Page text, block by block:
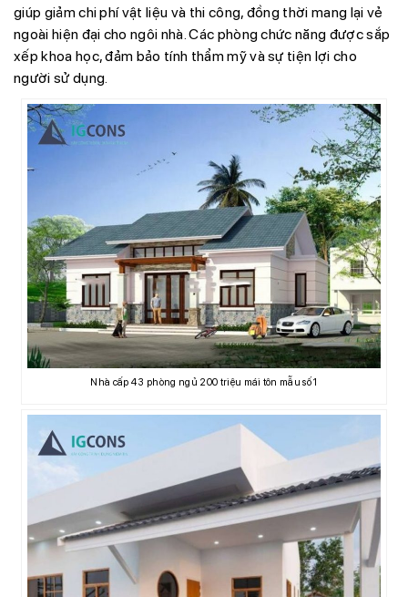
giúp giảm chi phí vật liệu và thi công, đồng thời mang lại vẻ
ngoài hiện đại cho ngôi nhà. Các phòng chức năng được sắp
xếp khoa học, đảm bảo tính thẩm mỹ và sự tiện lợi cho
người sử dụng.
Nhà cấp 4 3 phòng ngủ 200 triệu mái tôn mẫu số 1